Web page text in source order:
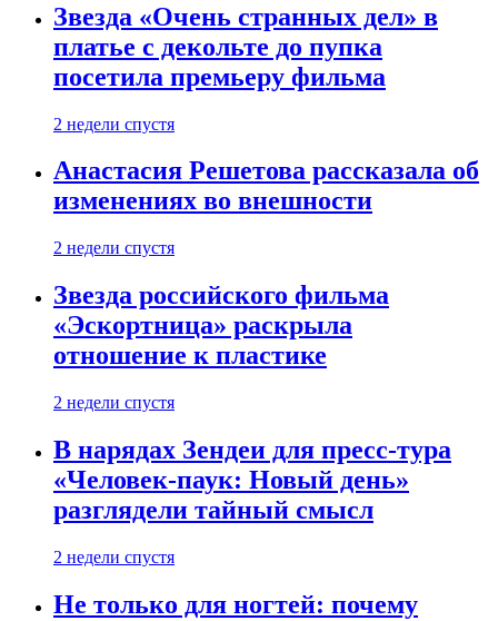
Звезда «Очень странных дел» в
платье с декольте до пупка
посетила премьеру фильма
2 недели спустя
Анастасия Решетова рассказала об
изменениях во внешности
2 недели спустя
Звезда российского фильма
«Эскортница» раскрыла
отношение к пластике
2 недели спустя
В нарядах Зендеи для пресс-тура
«Человек-паук: Новый день»
разглядели тайный смысл
2 недели спустя
Не только для ногтей: почему